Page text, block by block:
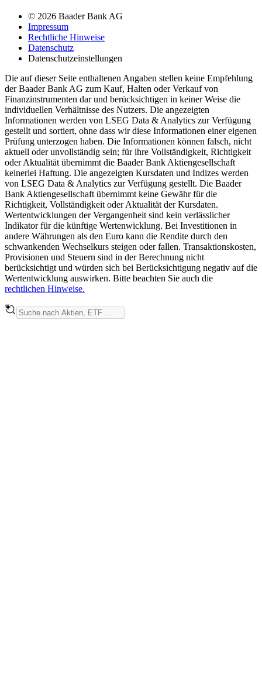
© 2026 Baader Bank AG
Impressum
Rechtliche Hinweise
Datenschutz
Datenschutzeinstellungen
Die auf dieser Seite enthaltenen Angaben stellen keine Empfehlung
der Baader Bank AG zum Kauf, Halten oder Verkauf von
Finanzinstrumenten dar und berücksichtigen in keiner Weise die
individuellen Verhältnisse des Nutzers. Die angezeigten
Informationen werden von LSEG Data & Analytics zur Verfügung
gestellt und sortiert, ohne dass wir diese Informationen einer eigenen
Prüfung unterzogen haben. Die Informationen können falsch, nicht
aktuell oder unvollständig sein; für ihre Vollständigkeit, Richtigkeit
oder Aktualität übernimmt die Baader Bank Aktiengesellschaft
keinerlei Haftung. Die angezeigten Kursdaten und Indizes werden
von LSEG Data & Analytics zur Verfügung gestellt. Die Baader
Bank Aktiengesellschaft übernimmt keine Gewähr für die
Richtigkeit, Vollständigkeit oder Aktualität der Kursdaten.
Wertentwicklungen der Vergangenheit sind kein verlässlicher
Indikator für die künftige Wertenwicklung. Bei Investitionen in
andere Währungen als den Euro kann die Rendite durch den
schwankenden Wechselkurs steigen oder fallen. Transaktionskosten,
Provisionen und Steuern sind in der Berechnung nicht
berücksichtigt und würden sich bei Berücksichtigung negativ auf die
Wertentwicklung auswirken. Bitte beachten Sie auch die
rechtlichen Hinweise.